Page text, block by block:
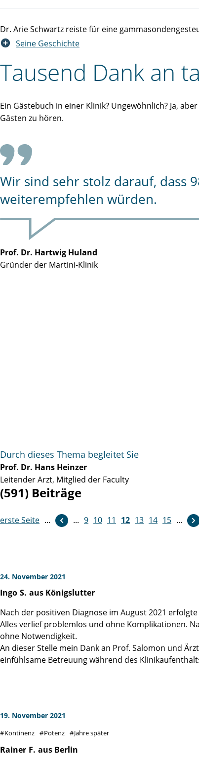
Dr. Arie Schwartz reiste für eine
Seine Geschichte
Tausend Dank an
Ein Gästebuch in einer Klinik? Ungewöhnlich? Ja,
Gästen zu hören.
Wir sind sehr stolz darauf, dass
weiterempfehlen würden.
Prof. Dr. Hartwig Huland
Gründer der Martini-Klinik
Durch dieses Thema begleitet Sie
Prof. Dr. Hans Heinzer
Leitender Arzt, Mitglied der Faculty
(591) Beiträge
erste Seite ... ... 9 10 11 12 13 14 15 ...
weiter
24. November 2021
Ingo S. aus Königslutter
Nach der positiven Diagnose im August 2021
Alles verlief problemlos und ohne Komplikationen.
ohne Notwendigkeit.
An dieser Stelle mein Dank an Prof. Salomon und
einfühlsame Betreuung während des
19. November 2021
Kontinenz Potenz Jahre später
Rainer F. aus Berlin